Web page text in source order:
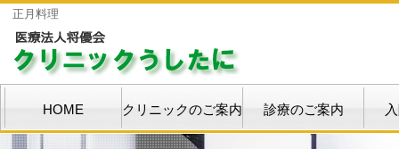
正月料理
HOME クリニックのご案内 診療のご案内